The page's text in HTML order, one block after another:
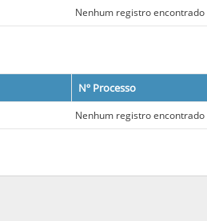
Nenhum registro encontrado
Nº Processo
Nenhum registro encontrado